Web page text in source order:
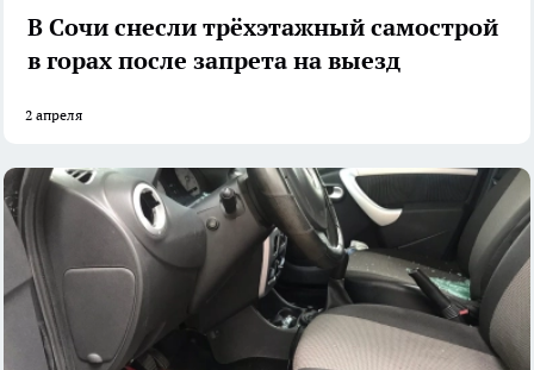
В Сочи снесли трёхэтажный самострой
в горах после запрета на выезд
2 апреля